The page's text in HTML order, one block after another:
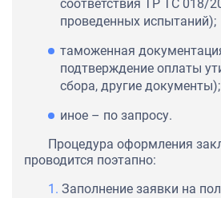
соответствия ТР ТС 018/
проведенных испытаний);
таможенная
подтверждение оплаты
сбора, другие документы);
иное – по запросу.
Процедура оформления
проводится поэтапно:
Заполнение заявки на